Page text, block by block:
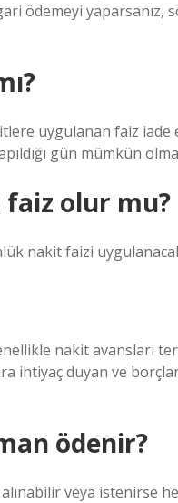
ödemeyi yaparsanız,
uygulanan faiz iade
gün mümkün
faiz olur mu?
nakit faizi
nakit avansları
ihtiyaç duyan ve
ödenir?
alınabilir veya istenirse